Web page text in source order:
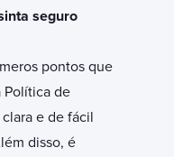
seguro
pontos que
Política de
e de fácil
disso, é